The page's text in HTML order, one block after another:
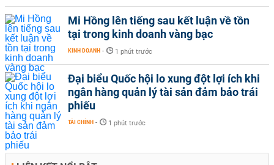
Mi Hồng lên tiếng sau kết luận về tồn
tại trong kinh doanh vàng bạc
KINH DOANH - 1 phút trước
Đại biểu Quốc hội lo xung đột lợi ích khi
ngân hàng quản lý tài sản đảm bảo trái
phiếu
TÀI CHÍNH - 1 phút trước